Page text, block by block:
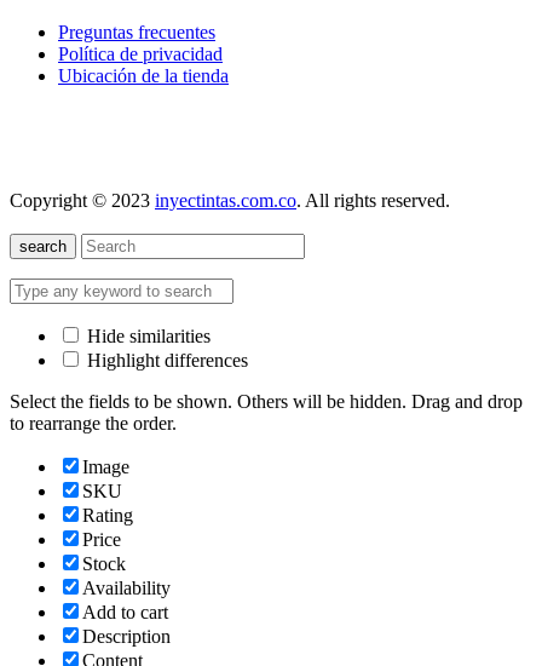
Preguntas frecuentes
Política de privacidad
Ubicación de la tienda
Copyright © 2023 inyectintas.com.co. All rights reserved.
search
Hide similarities
Highlight differences
Select the fields to be shown. Others will be hidden. Drag and drop
to rearrange the order.
Image
SKU
Rating
Price
Stock
Availability
Add to cart
Description
Content